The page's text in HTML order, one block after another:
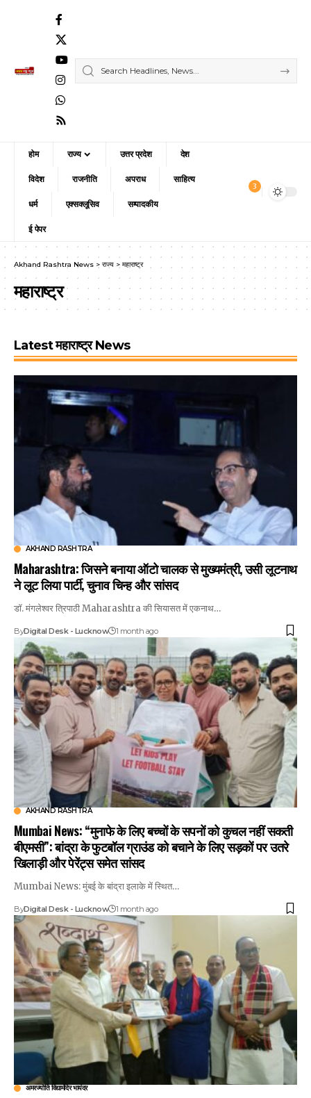
होम राज्य उत्तर प्रदेश देश
विदेश राजनीति अपराध साहित्य
धर्म एक्सक्लूसिव सम्पादकीय
ई पेपर
3
Akhand Rashtra News > राज्य > महाराष्ट्र
महाराष्ट्र
Latest महाराष्ट्र News
AKHAND RASHTRA
Maharashtra: जिसने बनाया ऑटो चालक से मुख्यमंत्री, उसी लूटनाथ
ने लूट लिया पार्टी, चुनाव चिन्ह और सांसद
डॉ. मंगलेश्वर त्रिपाठी Maharashtra की सियासत में एकनाथ…
ByDigital Desk - Lucknow 1 month ago
AKHAND RASHTRA
Mumbai News: “मुनाफे के लिए बच्चों के सपनों को कुचल नहीं सकती
बीएमसी”: बांद्रा के फुटबॉल ग्राउंड को बचाने के लिए सड़कों पर उतरे
खिलाड़ी और पेरेंट्स समेत सांसद
Mumbai News: मुंबई के बांद्रा इलाके में स्थित…
ByDigital Desk - Lucknow 1 month ago
अमरज्योति विद्यामंदिर भायंदर